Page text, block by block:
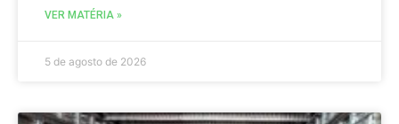
VER MATÉRIA »
5 de agosto de 2026